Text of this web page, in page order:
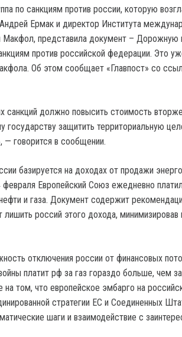
по санкциям против россии, которую
Ермак и директор Института
представила документ – Дорожную
против российской федерации. Это
Об этом сообщает «Главпост» со
санкций должно повысить стоимость
государству защитить территориальную
— говорится в сообщении.
базируется на доходах от продажи
Европейский Союз ежедневно
и газа. Документ содержит
россий этого дохода, минимизировав
отключения россии от финансовых
платит рф за газ гораздо больше, чем
на том, что европейское эмбарго на
стратегии ЕС и Соединенных
шаги и взаимодействие с